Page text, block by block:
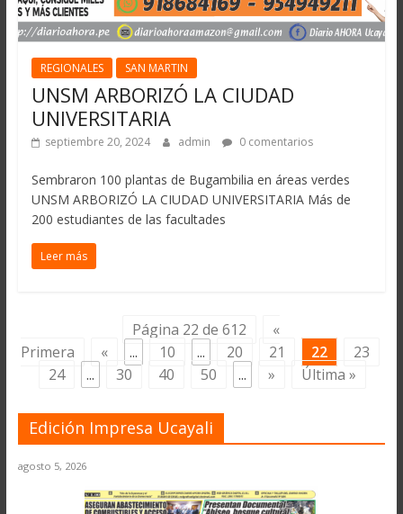
REGIONALES SAN MARTIN
UNSM ARBORIZÓ LA CIUDAD
UNIVERSITARIA
septiembre 20, 2024 admin 0 comentarios
Sembraron 100 plantas de Bugambilia en áreas verdes
UNSM ARBORIZÓ LA CIUDAD UNIVERSITARIA Más de
200 estudiantes de las facultades
Leer más
Página 22 de 612
«
Primera
« ... 10 ... 20 21 22
23
24
... 30 40 50 ... » Última »
Edición Impresa Ucayali
agosto 5, 2026